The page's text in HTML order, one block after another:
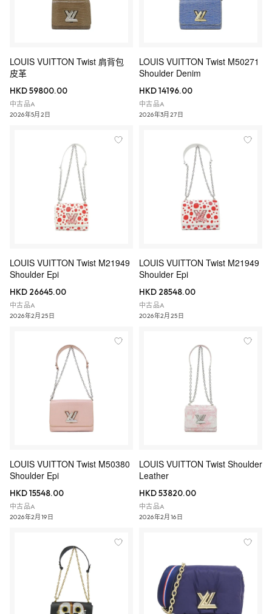
LOUIS VUITTON Twist 肩背包
皮革
HKD 59800.00
中古品A
2026年5月2日
LOUIS VUITTON Twist M50271
Shoulder Denim
HKD 14196.00
中古品A
2026年3月27日
LOUIS VUITTON Twist M21949
Shoulder Epi
HKD 26645.00
中古品A
2026年2月25日
LOUIS VUITTON Twist M21949
Shoulder Epi
HKD 28548.00
中古品A
2026年2月25日
LOUIS VUITTON Twist M50380
Shoulder Epi
HKD 15548.00
中古品A
2026年2月19日
LOUIS VUITTON Twist Shoulder
Leather
HKD 53820.00
中古品A
2026年2月16日